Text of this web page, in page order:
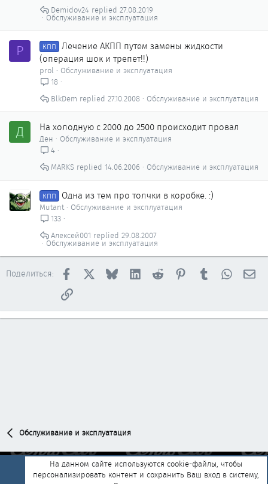
Обслуживание и эксплуатация
27.08.2019
Demidov24
P КПП
Лечение АКПП путем замены жидкости
(операция шок и трепет!!)
prol
Обслуживание и эксплуатация
18
Обслуживание и эксплуатация
27.10.2008
BlkDem
Д На холодную с 2000 до 2500 происходит провал
Ден
Обслуживание и эксплуатация
4
Обслуживание и эксплуатация
14.06.2006
MARKS
КПП Одна из тем про толчки в коробке. :)
Mutant
Обслуживание и эксплуатация
133
Обслуживание и эксплуатация
29.08.2007
Алексей001
Поделиться: Facebook BlueskyLinkedInReddit PinterestTumblr
Ссылка
Обслуживание и эксплуатация
Обратная связь Условия и правила
На данном сайте используются cookie-файлы, чтобы
персонализировать контент и сохранить Ваш вход в систему,